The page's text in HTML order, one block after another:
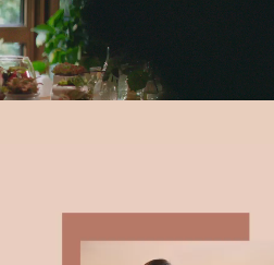
Unmute Loaded
38.71%